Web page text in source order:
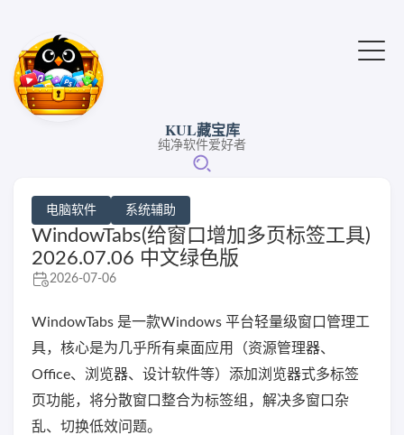
KUL藏宝库
纯净软件爱好者
电脑软件 系统辅助
WindowTabs(给窗口增加多页标签工具)
2026.07.06 中文绿色版
2026-07-06
WindowTabs 是一款Windows 平台轻量级窗口管理工
具，核心是为几乎所有桌面应用（资源管理器、
Office、浏览器、设计软件等）添加浏览器式多标签
页功能，将分散窗口整合为标签组，解决多窗口杂
乱、切换低效问题。